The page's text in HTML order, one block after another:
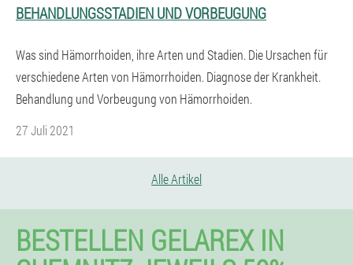
BEHANDLUNGSSTADIEN UND VORBEUGUNG
Was sind Hämorrhoiden, ihre Arten und Stadien. Die Ursachen für
verschiedene Arten von Hämorrhoiden. Diagnose der Krankheit.
Behandlung und Vorbeugung von Hämorrhoiden.
27 Juli 2021
Alle Artikel
BESTELLEN GELAREX IN